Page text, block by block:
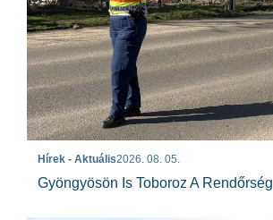
Hírek - Aktuális2026. 08. 05.
Gyöngyösön Is Toboroz A Rendőrség